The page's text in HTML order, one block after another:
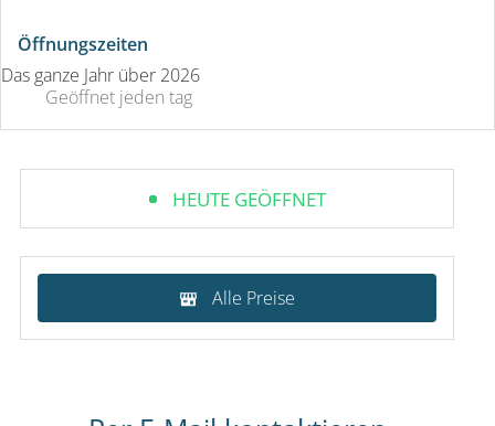
Öffnungszeiten
Das ganze Jahr über 2026
Geöffnet jeden tag
HEUTE GEÖFFNET
Alle Preise